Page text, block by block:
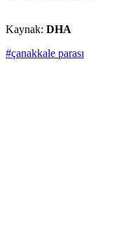
Kaynak: DHA
#çanakkale parası